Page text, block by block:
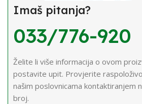
Imaš pitanja?
033/776-920
Želite li više informacija o ovom
postavite upit. Provjerite
našim poslovnicama kontaktiranjem
broj.